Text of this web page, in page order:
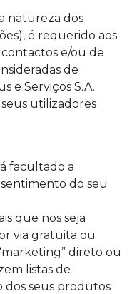
natureza dos
é requerido aos
e/ou de
de
e Serviços S.A.
utilizadores
facultado a
do seu
que nos seja
via gratuita ou
direto ou
listas de
dos seus produtos